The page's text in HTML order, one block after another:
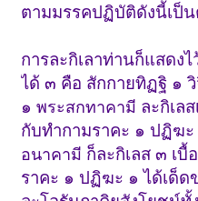
ตามมรรคปฏิบัติดังนี้เป็
การละกิเลาท่านก็แสดง
ได้ ๓ คือ สักกายทิฏฐิ ๑
๑พระสกทาคามี ละกิเล
กับทำกามราคะ ๑ ปฏิฆะ
อนาคามี ก็ละกิเลส ๓ เ
ราคะ ๑ ปฏิฆะ ๑ ได้เด็